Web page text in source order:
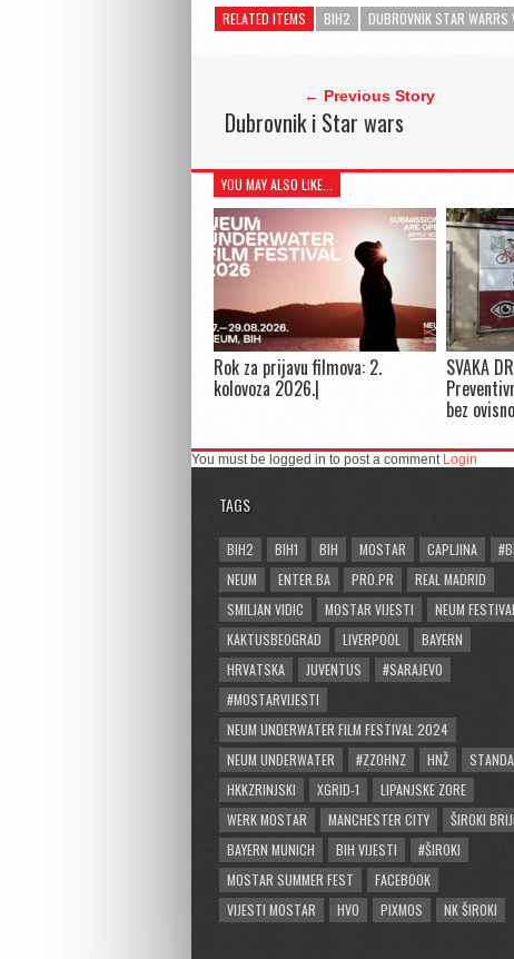
RELATED ITEMS BIH2 DUBROVNIK STAR WARRS
← Previous Story
Dubrovnik i Star wars
YOU MAY ALSO LIKE...
Rok za prijavu filmova: 2.
kolovoza 2026.|
SVAKA
bez
You must be logged in to post a comment Login
TAGS
BIH2 BIH1 BIH MOSTAR CAPLJINA
NEUM
ENTER.BA PRO.PR
REAL MADRID
SMILJAN VIDIC
MOSTAR VIJESTI
NEUM FESTIVAL
KAKTUSBEOGRAD
LIVERPOOL
BAYERN
HRVATSKA
JUVENTUS
#SARAJEVO
#MOSTARVIJESTI
NEUM UNDERWATER FILM FESTIVAL 2024
NEUM UNDERWATER
#ZZOHNZ HNŽ
HKKZRINJSKI
XGRID-1
LIPANJSKE ZORE
WERK MOSTAR
MANCHESTER CITY
ŠIROKI
BAYERN MUNICH
BIH VIJESTI
#ŠIROKI
MOSTAR SUMMER FEST
FACEBOOK
VIJESTI MOSTAR
HVO PIXMOS NK ŠIROKI